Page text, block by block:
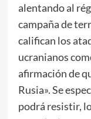
alentando al
campaña de
califican los
ucranianos
afirmación de
Rusia». Se
podrá resistir,